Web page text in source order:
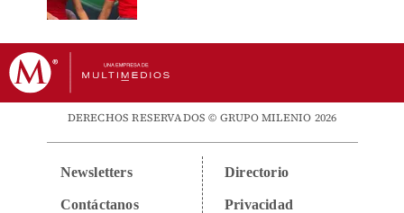
DERECHOS RESERVADOS © GRUPO MILENIO 2026
Newsletters
Contáctanos
Directorio
Privacidad